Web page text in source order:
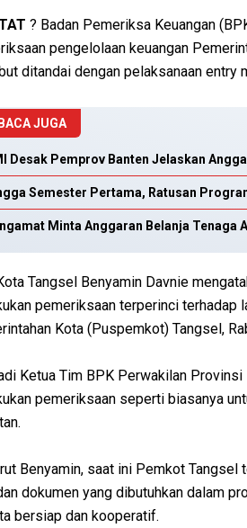
? Badan Pemeriksa Keuangan
pengelolaan keuangan
ditandai dengan pelaksanaan entry
BACA JUGA
Desak Pemprov Banten Jelaskan
Semester Pertama, Ratusan
Minta Anggaran Belanja Tenaga
Tangsel Benyamin Davnie
pemeriksaan terperinci terhadap
Kota (Puspemkot) Tangsel,
Ketua Tim BPK Perwakilan
pemeriksaan seperti biasanya
Benyamin, saat ini Pemkot
dokumen yang dibutuhkan dalam
bersiap dan kooperatif.